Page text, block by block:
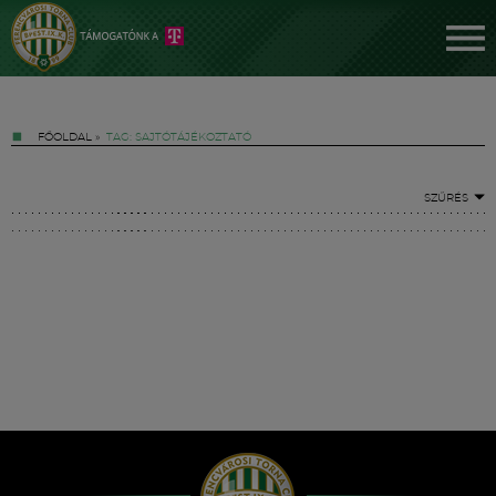
FŐOLDAL » TAG: SAJTÓTÁJÉKOZTATÓ
SZŰRÉS
Hírek